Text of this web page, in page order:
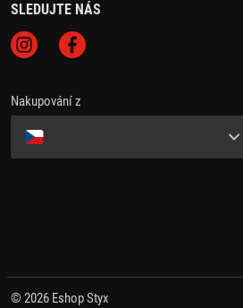
SLEDUJTE NÁS
Nakupování z
© 2026 Eshop Styx